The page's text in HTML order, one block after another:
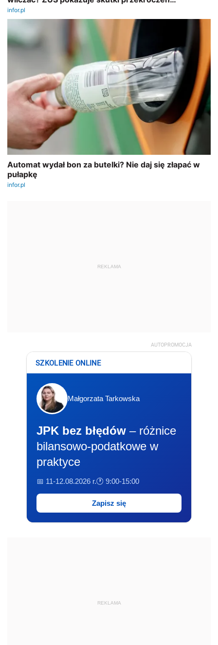
REKLAMA
AUTOPROMOCJA
SZKOLENIE ONLINE
Małgorzata Tarkowska
JPK bez błędów – różnice
bilansowo-podatkowe w
praktyce
📅 11-12.08.2026 r.🕐 9:00-15:00
Zapisz się
REKLAMA